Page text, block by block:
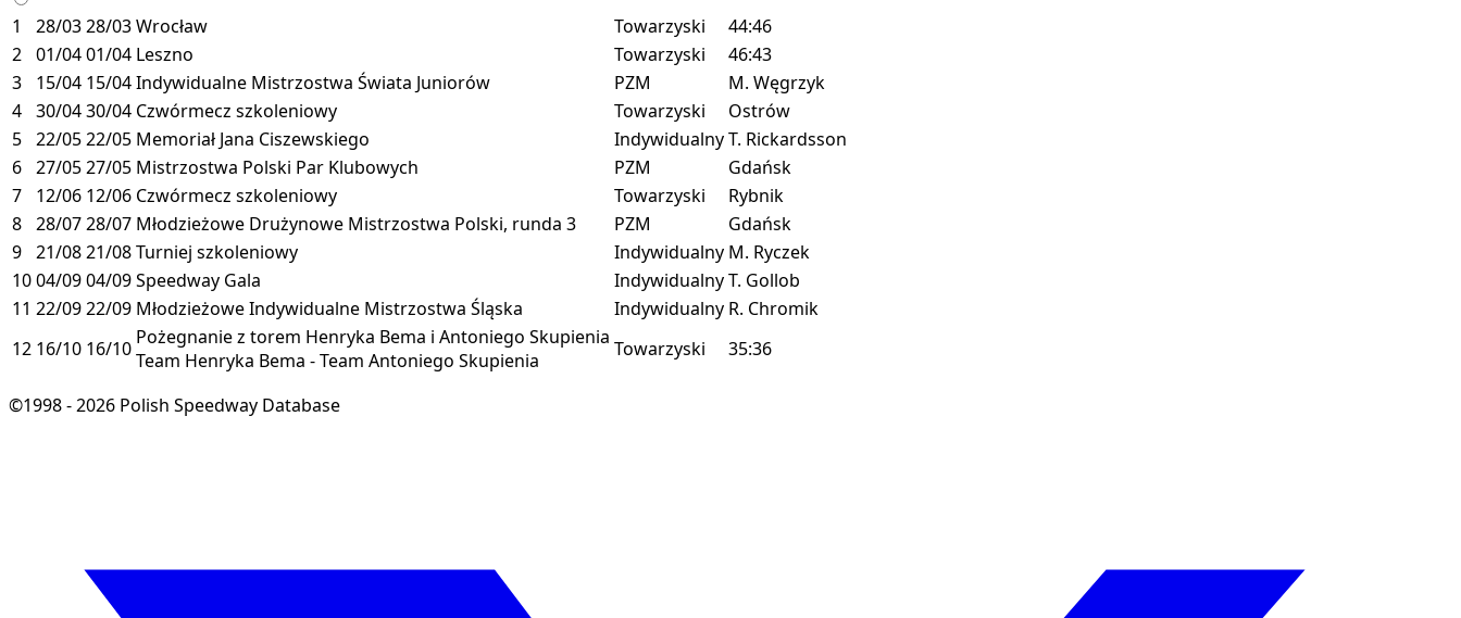
1 28/0328/03Wrocław Towarzyski
44:46
2 01/0401/04 Leszno Towarzyski
46:43
3
15/04 15/04Indywidualne Mistrzostwa Świata Juniorów PZM
M. Węgrzyk
4 30/0430/04 Czwórmecz szkoleniowy Towarzyski
Ostrów
5 22/0522/05 Memoriał Jana Ciszewskiego IndywidualnyT. Rickardsson
6 27/0527/05 Mistrzostwa Polski Par Klubowych PZM
Gdańsk
7
12/06 12/06 Czwórmecz szkoleniowy Towarzyski
Rybnik
8 28/0728/07 Młodzieżowe Drużynowe Mistrzostwa Polski, runda 3 PZM
Gdańsk
9 21/0821/08Turniej szkoleniowy Indywidualny M. Ryczek
1004/0904/09Speedway Gala IndywidualnyT. Gollob
11 22/0922/09 Młodzieżowe Indywidualne Mistrzostwa Śląska Indywidualny R. Chromik
12 16/10 16/10 Pożegnanie z torem Henryka Bema i Antoniego Skupienia
Team Henryka Bema - Team Antoniego Skupienia
Towarzyski 35:36
©1998 - 2026 Polish Speedway Database